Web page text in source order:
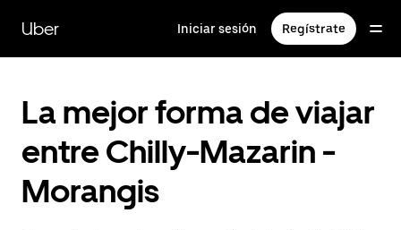
contenido
principal
Uber Iniciar sesión Regístrate
La mejor forma de viajar
entre Chilly-Mazarin -
Morangis